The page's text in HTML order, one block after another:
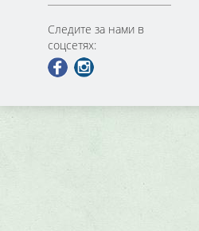
Следите за нами в
соцсетях: